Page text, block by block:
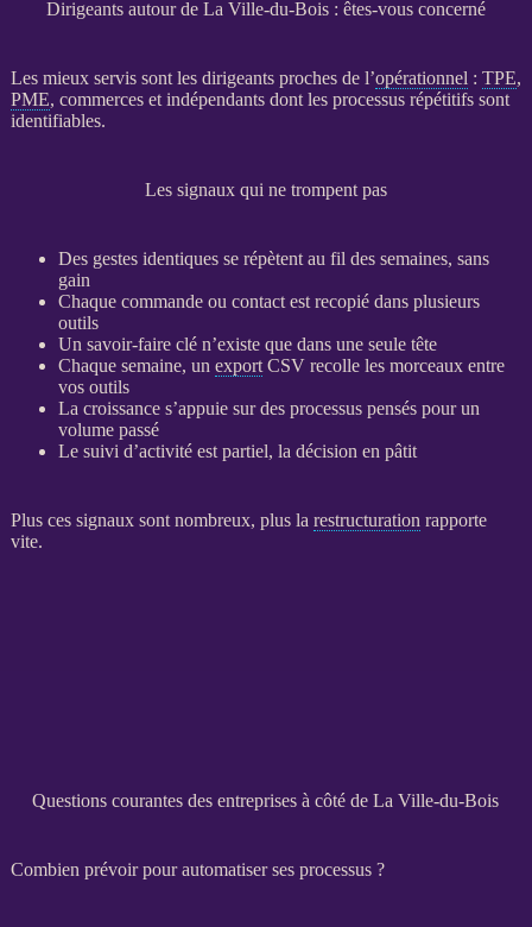
Dirigeants autour de La Ville-du-Bois : êtes-vous concerné
Les mieux servis sont les dirigeants proches de l’opérationnel : TPE,
PME, commerces et indépendants dont les processusrépétitifs sont
identifiables.
Les signaux qui ne trompent pas
Des gestes identiques se répètent au fil des semaines, sans
gain
Chaque commande ou contact est recopié dans plusieurs
outils
Un savoir-faire clé n’existe que dans une seule tête
Chaque semaine, un exportCSV recolle les morceaux entre
vos outils
La croissance s’appuie sur des processuspensés pour un
volume passé
Le suivi d’activité est partiel, la décision en pâtit
Plus ces signaux sont nombreux, plus la restructuration rapporte
vite.
Questions courantes des entreprises à côté de La Ville-du-Bois
Combien prévoir pour automatiser ses processus ?